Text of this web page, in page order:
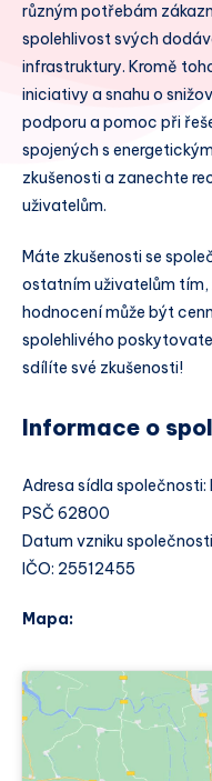
různým potřebám
spolehlivost svých
infrastruktury. Kromě
iniciativy a snahu o
podporu a pomoc při
spojených s
zkušenosti a zanechte
uživatelům.
Máte zkušenosti se
ostatním uživatelům tím,
hodnocení může být
spolehlivého
sdílíte své zkušenosti!
Informace o
Adresa sídla
PSČ 62800
Datum vzniku
IČO: 25512455
Mapa: